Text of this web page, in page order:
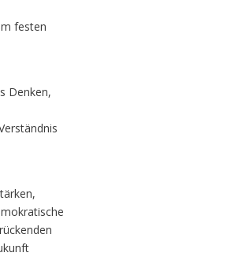
festen
Denken,